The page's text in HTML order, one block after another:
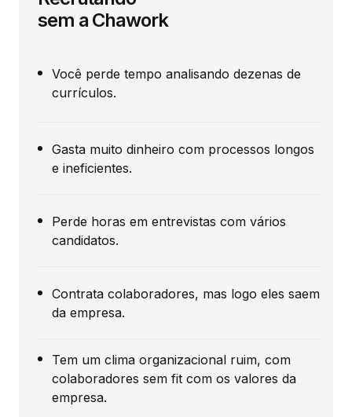
sem a Chawork
Você perde tempo analisando dezenas de
currículos.
Gasta muito dinheiro com processos longos
e ineficientes.
Perde horas em entrevistas com vários
candidatos.
Contrata colaboradores, mas logo eles saem
da empresa.
Tem um clima organizacional ruim, com
colaboradores sem fit com os valores da
empresa.